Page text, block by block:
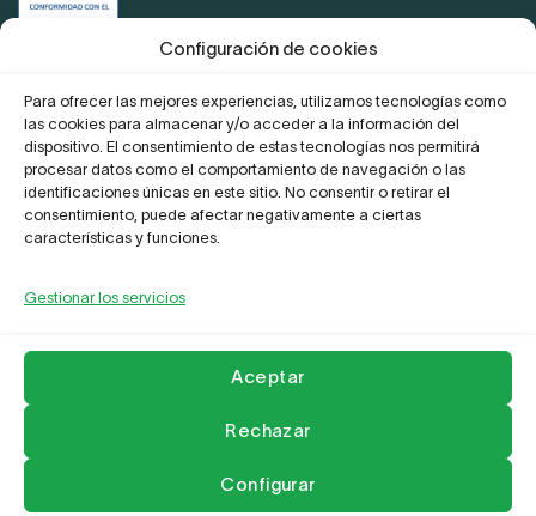
Configuración de cookies
Para ofrecer las mejores experiencias, utilizamos tecnologías como
las cookies para almacenar y/o acceder a la información del
dispositivo. El consentimiento de estas tecnologías nos permitirá
procesar datos como el comportamiento de navegación o las
identificaciones únicas en este sitio. No consentir o retirar el
consentimiento, puede afectar negativamente a ciertas
características y funciones.
Gestionar los servicios
Aceptar
Rechazar
Configurar
Certificación de conformidad con el
ENS
Proyecto Digitaliza Teletrabajo